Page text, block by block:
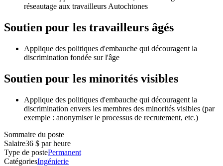
réseautage aux travailleurs Autochtones
Soutien pour les travailleurs âgés
Applique des politiques d'embauche qui découragent la
discrimination fondée sur l'âge
Soutien pour les minorités visibles
Applique des politiques d'embauche qui découragent la
discrimination envers les membres des minorités visibles (par
exemple : anonymiser le processus de recrutement, etc.)
Sommaire du poste
Salaire36 $ par heure
Type de postePermanent
CatégoriesIngénierie